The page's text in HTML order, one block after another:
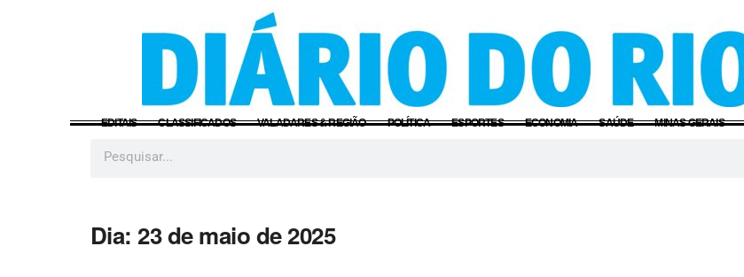
EDITAIS CLASSIFICADOS VALADARES & REGIÃO POLÍTICA ESPORTES ECONOMIA SAÚDE MINAS GERAIS
Dia:23 de maio de 2025